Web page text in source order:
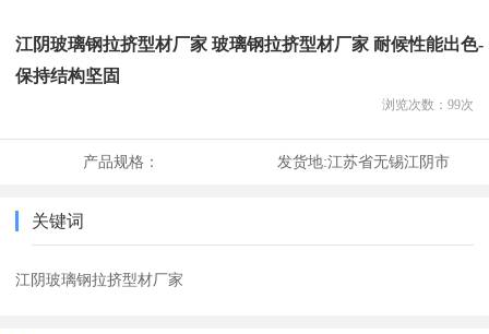
江阴玻璃钢拉挤型材厂家 玻璃钢拉挤型材厂家 耐候性能出色-
保持结构坚固
浏览次数： 99次
产品规格： 发货地:江苏省无锡江阴市
关键词
江阴玻璃钢拉挤型材厂家